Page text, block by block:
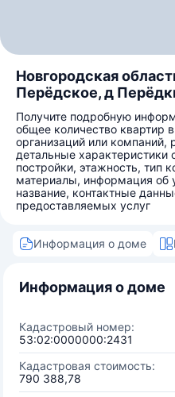
Новгородская
Перёдское, д
Получите подробную
общее количество квартир
организаций или
детальные характеристики
постройки, этажность, тип
материалы, информация об
название, контактные
предоставляемых услуг
Информация о доме
Информация о доме
Кадастровый номер:
53:02:0000000:2431
Кадастровая стоимость:
790 388,78